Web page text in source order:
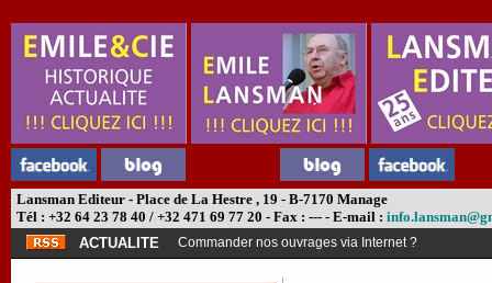
Lansman Editeur - Place de La Hestre , 19 - B-7170 Manage
Tél : +32 64 23 78 40 / +32 471 69 77 20 - Fax : --- - E-mail :
ACTUALITE
Commander nos ouvrages via Internet ?